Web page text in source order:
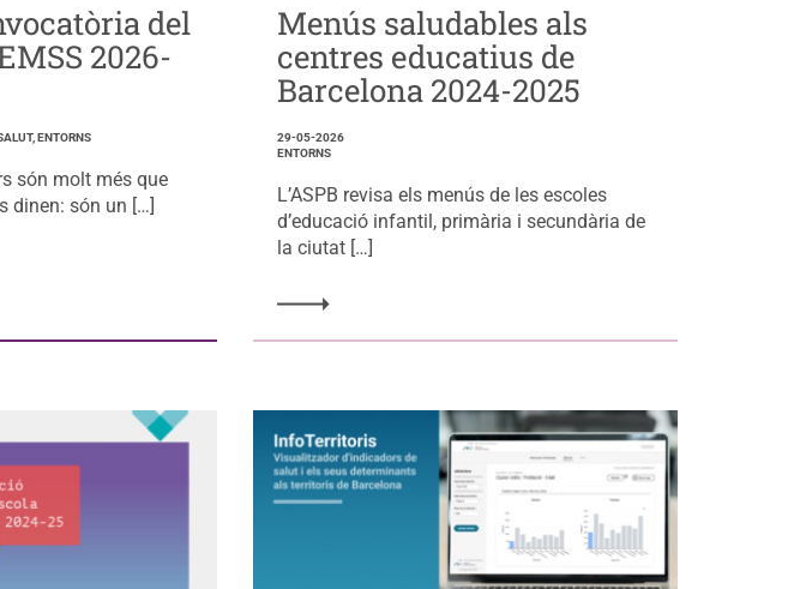
del
2026-
ENTORNS
són molt més que
dinen: són un […]
Menús saludables als
centres educatius de
Barcelona 2024-2025
29-05-2026
ENTORNS
L’ASPB revisa els menús de les escoles
d’educació infantil, primària i secundària de
la ciutat […]